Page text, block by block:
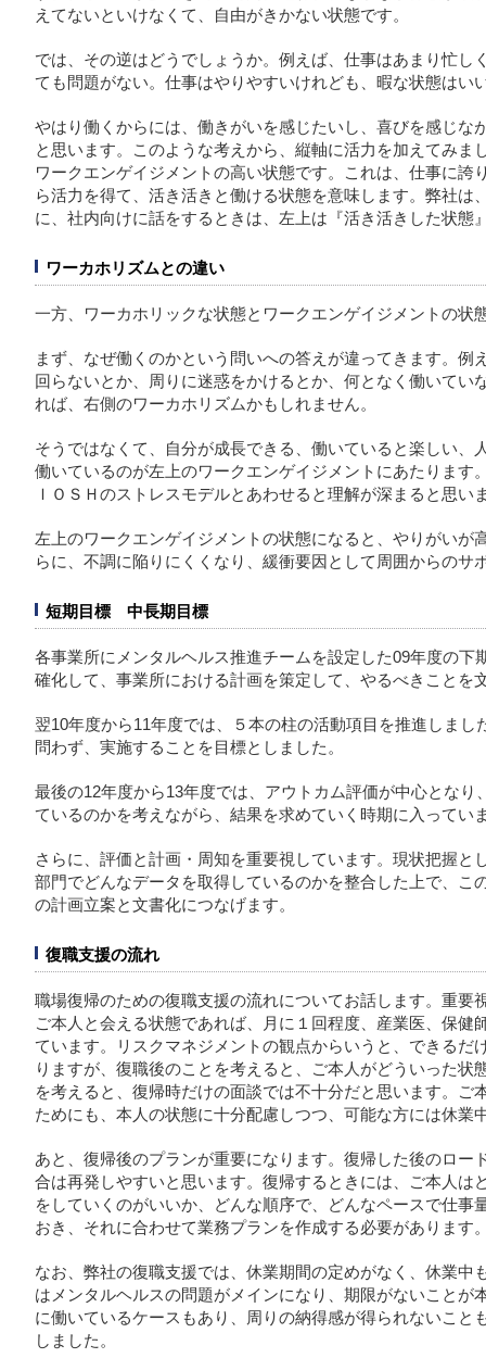
えてないといけなくて、自由がきかない状態です。
では、その逆はどうでしょうか。例えば、仕事はあまり忙し
ても問題がない。仕事はやりやすいけれども、暇な状態はい
やはり働くからには、働きがいを感じたいし、喜びを感じな
と思います。このような考えから、縦軸に活力を加えてみま
ワークエンゲイジメントの高い状態です。これは、仕事に誇
ら活力を得て、活き活きと働ける状態を意味します。弊社は
に、社内向けに話をするときは、左上は『活き活きした状態
ワーカホリズムとの違い
一方、ワーカホリックな状態とワークエンゲイジメントの状
まず、なぜ働くのかという問いへの答えが違ってきます。例
回らないとか、周りに迷惑をかけるとか、何となく働いてい
れば、右側のワーカホリズムかもしれません。
そうではなくて、自分が成長できる、働いていると楽しい、
働いているのが左上のワークエンゲイジメントにあたります
ＩＯＳＨのストレスモデルとあわせると理解が深まると思い
左上のワークエンゲイジメントの状態になると、やりがいが
らに、不調に陥りにくくなり、緩衝要因として周囲からのサ
短期目標 中長期目標
各事業所にメンタルヘルス推進チームを設定した09年度の下
確化して、事業所における計画を策定して、やるべきことを
翌10年度から11年度では、５本の柱の活動項目を推進しま
問わず、実施することを目標としました。
最後の12年度から13年度では、アウトカム評価が中心とな
ているのかを考えながら、結果を求めていく時期に入ってい
さらに、評価と計画・周知を重要視しています。現状把握と
部門でどんなデータを取得しているのかを整合した上で、こ
の計画立案と文書化につなげます。
復職支援の流れ
職場復帰のための復職支援の流れについてお話します。重要
ご本人と会える状態であれば、月に１回程度、産業医、保健
ています。リスクマネジメントの観点からいうと、できるだ
りますが、復職後のことを考えると、ご本人がどういった状
を考えると、復帰時だけの面談では不十分だと思います。ご
ためにも、本人の状態に十分配慮しつつ、可能な方には休業
あと、復帰後のプランが重要になります。復帰した後のロー
合は再発しやすいと思います。復帰するときには、ご本人は
をしていくのがいいか、どんな順序で、どんなペースで仕事
おき、それに合わせて業務プランを作成する必要があります
なお、弊社の復職支援では、休業期間の定めがなく、休業中
はメンタルヘルスの問題がメインになり、期限がないことが
に働いているケースもあり、周りの納得感が得られないこと
しました。